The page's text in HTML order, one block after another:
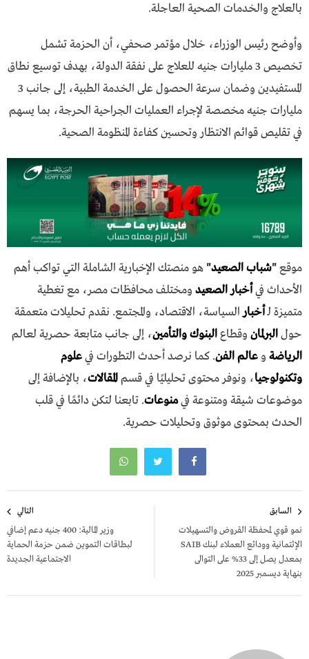
بالعلاج والخدمات الصحية العاجلة.
وأوضح رئيس الوزراء، خلال مؤتمر صحفي، أن الحزمة تشمل
تخصيص 3 مليارات جنيه للعلاج على نفقة الدولة، بهدف توسيع نطاق
المستفيدين وضمان سرعة الحصول على الخدمة الطبية، إلى جانب 3
مليارات جنيه مخصصة لإجراء العمليات الجراحية الحرجة، بما يسهم
في تقليص قوائم الانتظار وتحسين كفاءة المنظومة الصحية.
موقع"شباب الصعيد" هو منصتك الإخبارية الشاملة التي تواكب أهم
الأحداث فيأخبار الصعيد ومختلف محافظات مصر، مع تغطية
متميزة لـأخبارالسياسة، الاقتصاد، والمجتمع. نقدم تحليلات متعمقة
حولالبرلمان وقطاعالبنوك والتأمين، إلى جانب متابعة حصرية لعالم
الرياضة و عالم الفن. كما نرصد أحدث التطورات فيعلوم
وتكنولوجيا، ونوفر محتوى تحليليًا في قسمالمقالات، بالإضافة إلى
موضوعات شيقة ومتنوعة فيمنوعات. تابعنا لتكن دائمًا في قلب
الحدث بمحتوى موثوق وتحليلات حصرية.
المقالات
السابق
نمو قوي لمحفظة القروض والتسهيلات
الإئتمانية وودائع العملاء لبنك SAIB
بمعدل يصل إلى 33% على التوالى
بنهاية ديسمبر 2025
التالي
وزير المالية: 400 جنيه دعم إضافي
لبطاقات التموين ضمن حزمة الحماية
الاجتماعية الجديدة